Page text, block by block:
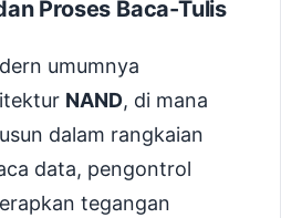
Proses Baca-Tulis
umumnya
NAND, di mana
dalam rangkaian
data, pengontrol
tegangan